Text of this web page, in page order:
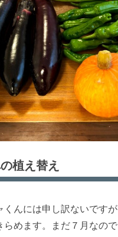
植え替え
くんには申し訳ないです
らめます。まだ７月なの